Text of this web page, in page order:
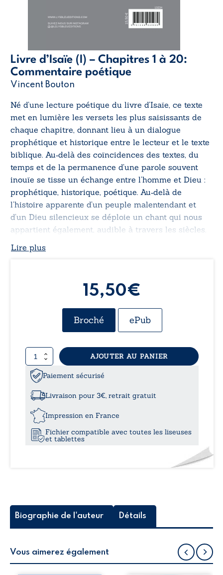
Livre d’Isaïe (I) – Chapitres 1 à 20:
Commentaire poétique
Vincent Bouton
Né d’une lecture poétique du livre d’Isaïe, ce texte
met en lumière les versets les plus saisissants de
chaque chapitre, donnant lieu à un dialogue
prophétique et historique entre le lecteur et le texte
biblique. Au‑delà des coïncidences des textes, du
temps et de la permanence d’une parole souvent
inouïe se tisse un échange entre l’homme et Dieu :
prophétique, historique, poétique. Au‑delà de
l’histoire apparente d’un peuple malentendant et
d’un Dieu silencieux se déploie un chant qui nous
appartient également, audible à travers les siècles.
Lire plus
15,50€
Broché ePub
quantité
de
Livre
d’Isaïe
(I)
Chapitres
20:
AJOUTER AU PANIER
Paiement sécurisé
Livraison pour 3€, retrait gratuit
Impression en France
Fichier compatible avec toutes les liseuses
et tablettes
Biographie de l'auteur Détails
Vous aimerez également